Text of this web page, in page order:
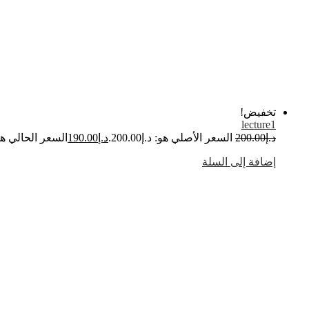
تخفيض!
lecture1
د.إ200.00 السعر الأصلي هو: د.إ200.00. د.إ 190.00 السعر الحالي هو:
إضافة إلى السلة